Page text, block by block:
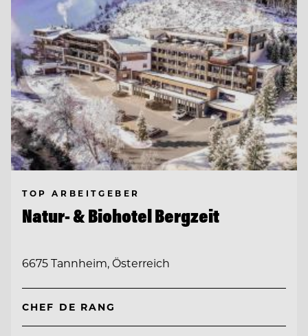
TOP ARBEITGEBER
Natur- & Biohotel Bergzeit
6675 Tannheim, Österreich
CHEF DE RANG